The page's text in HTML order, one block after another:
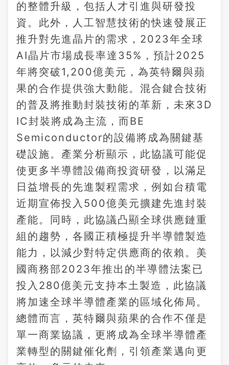
的整體升級，包括人才引進與研發投
資。此外，人工智慧技術的快速發展正
推升對先進晶片的需求，2023年全球
AI晶片市場成長率達35%，預計2025
年將突破1,200億美元，為英特爾與蘋
果的合作提供強大動能。混合鍵合技術
的普及將推動封裝技術的革新，未來3D
IC封裝將成為主流，而BE
Semiconductor的設備將成為關鍵基
礎設施。產業分析顯示，此協議可能促
使更多半導體設備商投資研發，以滿足
日益增長的先進製程需求，例如台積電
近期宣佈投入500億美元擴建先進封裝
產能。同時，此協議凸顯全球供應鏈重
組的趨勢，各國正積極提升半導體製造
能力，以減少對特定供應商的依賴。美
國商務部2023年推出的半導體法案已
投入280億美元支持本土製造，此協議
將加速全球半導體產業的區域化佈局。
總體而言，英特爾與蘋果的合作不僅是
單一商業協議，更將成為全球半導體產
業轉型的關鍵催化劑，引領產業邁向更